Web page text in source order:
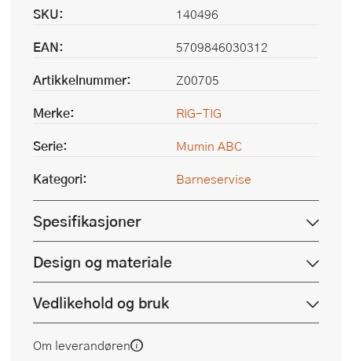
SKU:
140496
EAN:
5709846030312
Artikkelnummer:
Z00705
Merke:
RIG-TIG
Serie:
Mumin ABC
Kategori:
Barneservise
Spesifikasjoner
Design og materiale
Vedlikehold og bruk
Om leverandøren